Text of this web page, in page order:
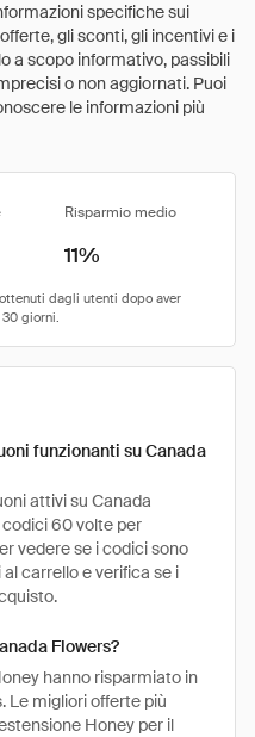
specifiche sui
gli sconti, gli incentivi e i
a scopo informativo, passibili
o non aggiornati. Puoi
le informazioni più
Risparmio medio
11%
funzionanti su Canada
attivi su Canada
60 volte per
vedere se i codici sono
carrello e verifica se i
Flowers?
hanno risparmiato in
Le migliori offerte più
Honey per il